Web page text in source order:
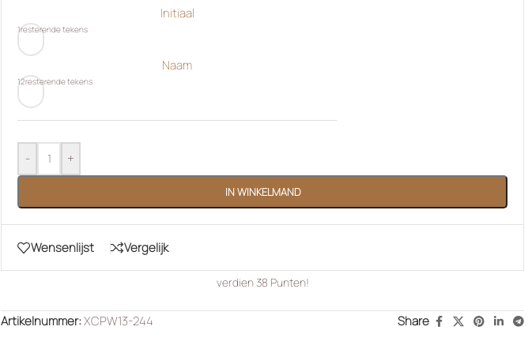
Initiaal
1resterende tekens
Naam
12resterende tekens
- +
IN WINKELMAND
Wensenlijst Vergelijk
verdien38 Punten!
Artikelnummer:XCPW13-244 Share